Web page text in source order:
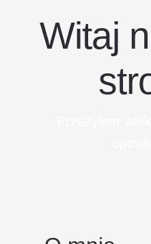
Witaj